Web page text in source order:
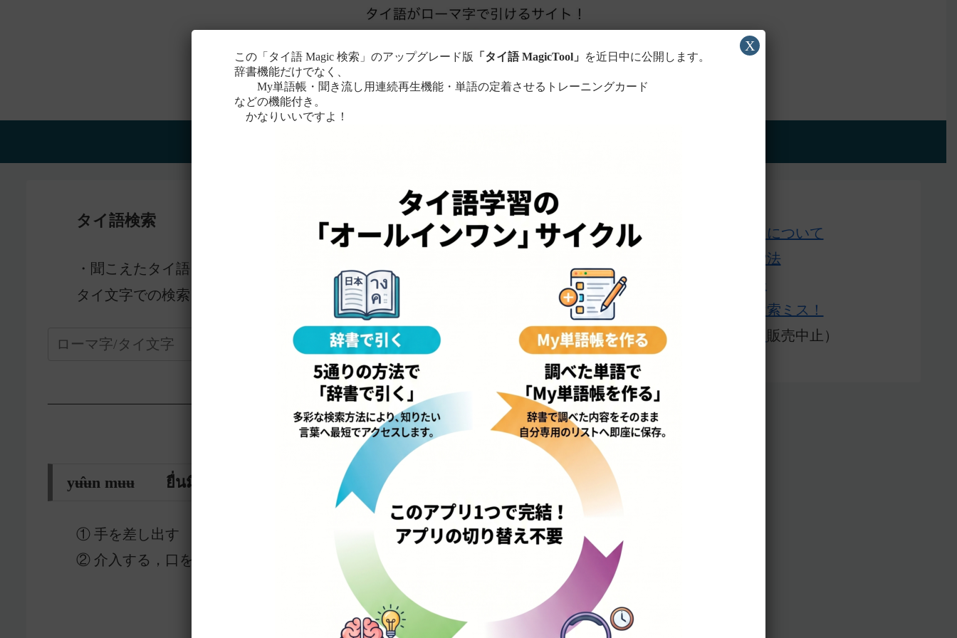
タイ語検索
・聞こえたタイ語を一番近いと
ローマ字に置き換えて検索！
タイ文字での検索も含め、詳しくは
こちら。
—————————————————-
yʉ̂ʉn mʉʉ ยื่นมือ
① 手を差し出す
② 介入する，口を出す
このサイトについて
単語の検索法
ローマ字表
よくある検索ミス！
販売中止）
この「タイ語 Magic 検索」のアップグレード版 「タイ語 MagicTool」
を近日中に公開します。
辞書機能だけでなく、
My単語帳・聞き流し用連続再生機能・単語の定着させるトレーニングカード
などの機能付き。
かなりいいですよ！
X